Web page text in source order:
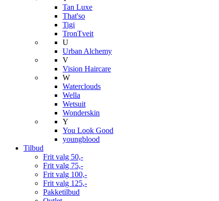
Tan Luxe
That'so
Tigi
TronTveit
U
Urban Alchemy
V
Vision Haircare
W
Waterclouds
Wella
Wetsuit
Wonderskin
Y
You Look Good
youngblood
Tilbud
Frit valg 50,-
Frit valg 75,-
Frit valg 100,-
Frit valg 125,-
Pakketilbud